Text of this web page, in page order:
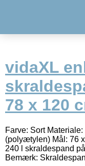
vidaXL
78 x 120
Farve: Sort
(polyætylen) Mål: 76
240 l skraldespand
Bemærk: